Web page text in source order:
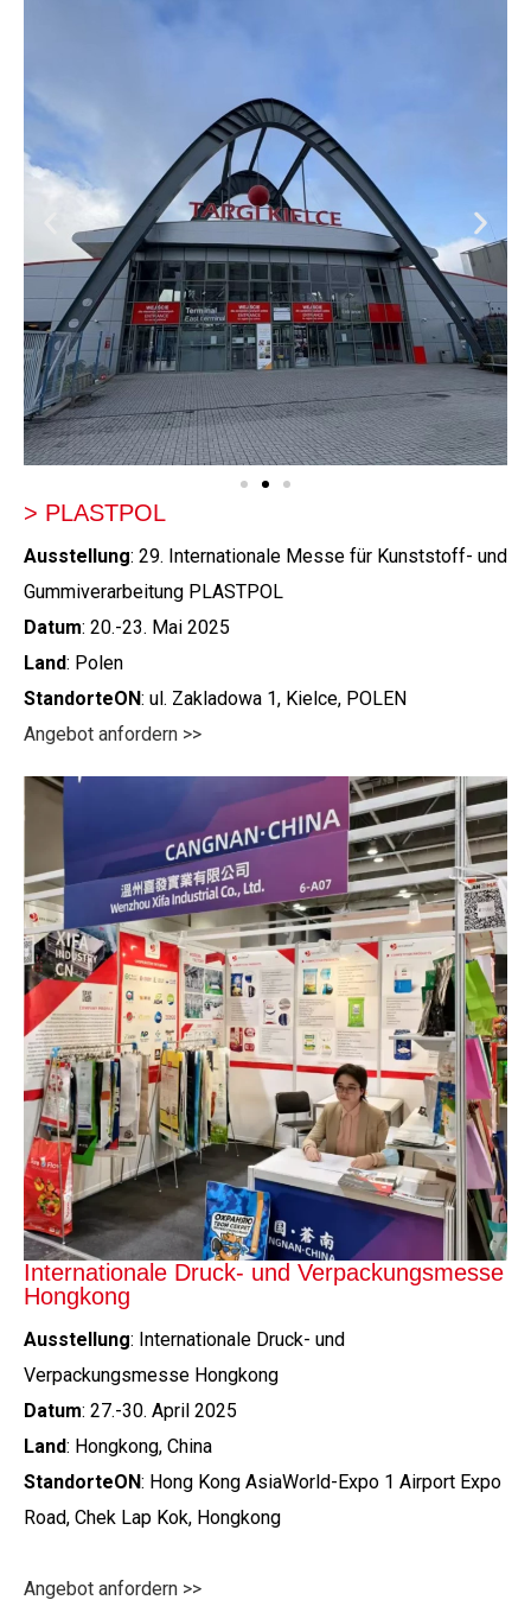
> PLASTPOL
Ausstellung: 29. Internationale Messe für Kunststoff- und
Gummiverarbeitung PLASTPOL
Datum: 20.-23. Mai 2025
Land: Polen
StandorteON: ul. Zakladowa 1, Kielce, POLEN
Angebot anfordern >>
Internationale Druck- und Verpackungsmesse
Hongkong
Ausstellung: Internationale Druck- und
Verpackungsmesse Hongkong
Datum: 27.-30. April 2025
Land: Hongkong, China
StandorteON: Hong Kong AsiaWorld-Expo 1 Airport Expo
Road, Chek Lap Kok, Hongkong
Angebot anfordern >>